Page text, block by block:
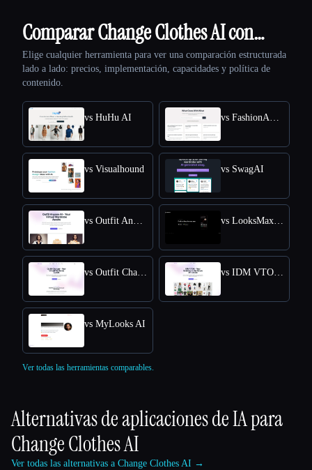
Comparar Change Clothes AI con…
Elige cualquier herramienta para ver una comparación estructurada
lado a lado: precios, implementación, capacidades y política de
contenido.
vs HuHu AI vs FashionAdvisorAI
vs Visualhound vs SwagAI
vs Outfit Anyone AI vs LooksMax AI
vs Outfit Changer vs IDM VTON Online - Free Online Access for Virtual Try-Ons
vs MyLooks AI
Ver todas las herramientas comparables.
Alternativas de aplicaciones de IA para
Change Clothes AI
Ver todas las alternativas a Change Clothes AI →